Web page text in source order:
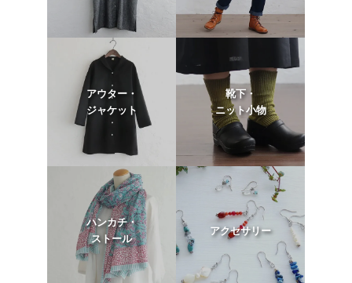
アウター・
ジャケット
靴下・
ニット小物
ハンカチ・
ストール
アクセサリー